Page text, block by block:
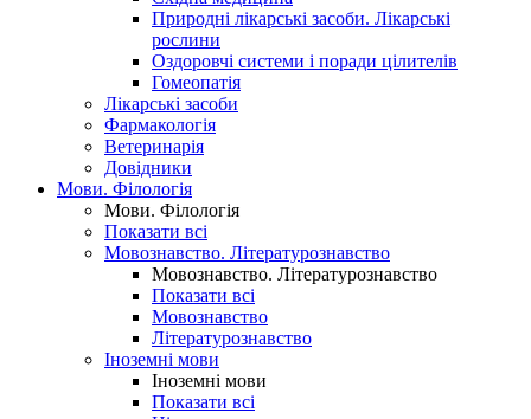
Природні лікарські засоби. Лікарські
рослини
Оздоровчі системи і поради цілителів
Гомеопатія
Лікарські засоби
Фармакологія
Ветеринарія
Довідники
Мови. Філологія
Мови. Філологія
Показати всі
Мовознавство. Літературознавство
Мовознавство. Літературознавство
Показати всі
Мовознавство
Літературознавство
Іноземні мови
Іноземні мови
Показати всі